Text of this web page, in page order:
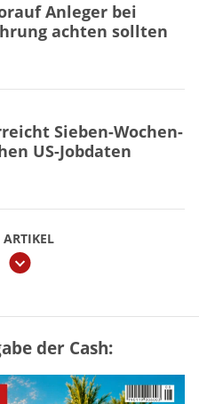
ARTIKEL
weiter
Anleger bei
achten sollten
Sieben-Wochen-
US-Jobdaten
Wann Mieter
müssen
der Cash: